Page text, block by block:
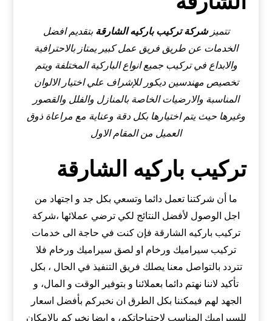
تتميزشركة تركيب باركيهالشارقة بتقديم افضل
الخدمات عن طريق فريق عمل كبير يمتاز بالاحترافية
والابداع في تركيب جميع انواع الباركية المختلفة ويتم
تخصيص مهندسين ديكور للإشراف علي اختيار الالوان
المناسبة والارضيات الخاصة بالمنازل والفلل والقصور
وغيرها حيث يتم اختيارها بكل دقة وعناية مع مراعاة ذوق
العميل من المقام الاول
تركيب باركيه الشارقة
ما أن شركتنا تعمل دائما وتسعي بكل جد و اجتهاد من
اجل الوصول لأفضل النتائج لكي ترضي عملائها ،شركة
تركيب باركيه الشارقة فإن كنت في حاجة الى خدمات
تركيب سيراميك ورخام او لصق سيراميك ورخام فلا
تتردد بالتواصل معنا يصلك فريق التنفيذ في الحال ، بكل
تأكيد لاننا نهتم دائما بعملائنا و بتوفير الوقت و المال، و
الجهد لهم فيمكننا بكل الطرق ان نخبركم بأفضل اسعار
للسيراميك المناسب لاحتياجاتكم، و ايضا نخبركم بالامكان